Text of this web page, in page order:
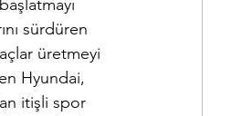
sürdüren
üretmeyi
Hyundai,
itişli spor